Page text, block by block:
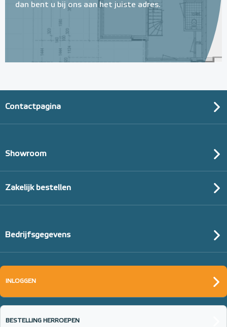
dan bent u bij ons aan het juiste adres.
Contactpagina
Showroom
Zakelijk bestellen
Bedrijfsgegevens
INLOGGEN
BESTELLING HERROEPEN